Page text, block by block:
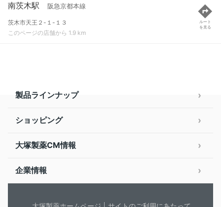
南茨木駅 阪急京都本線
茨木市天王２-１-１３
このページの店舗から 1.9 km
ルート
を見る
製品ラインナップ
ショッピング
大塚製薬CM情報
企業情報